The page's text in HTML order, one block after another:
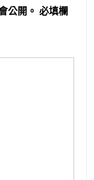
公開。 必填欄